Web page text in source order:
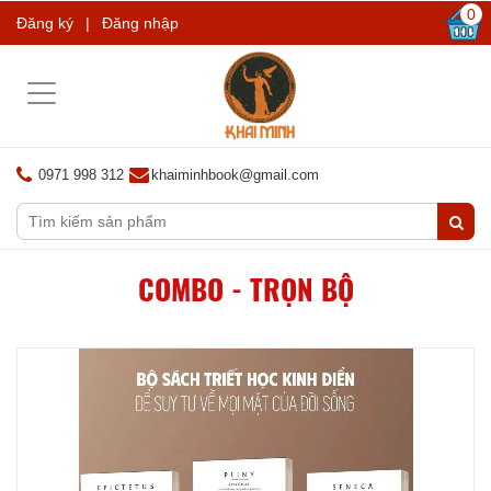
Đăng ký | Đăng nhập 0
Toggle
0971 998 312 khaiminhbook@gmail.com
COMBO - TRỌN BỘ